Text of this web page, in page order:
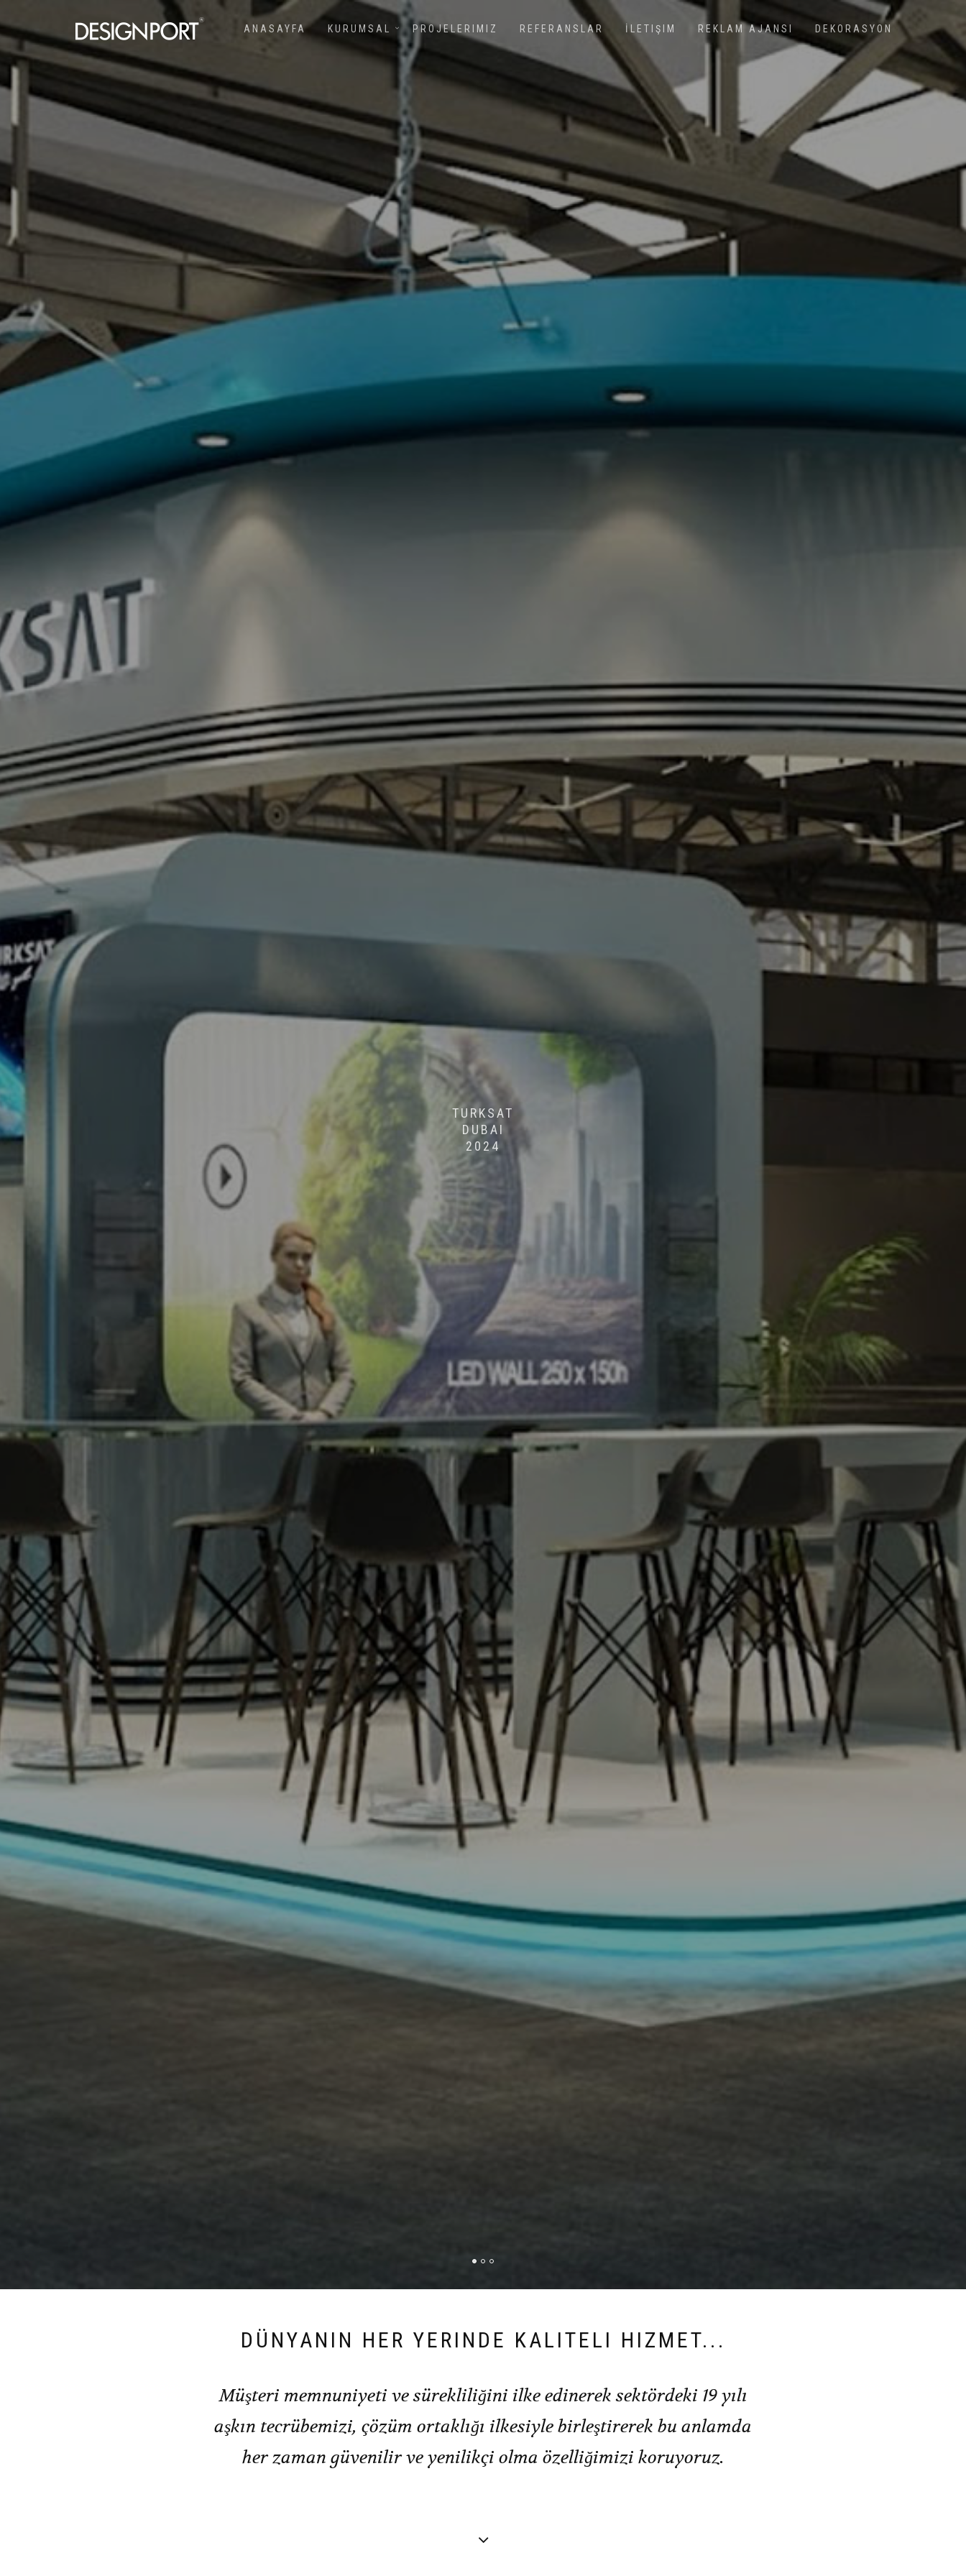
ANASAYFA KURUMSAL PROJELERIMIZ REFERANSLAR İLETIŞIM REKLAM AJANSI DEKORASYON
DÜNYANIN HER YERINDE KALITELI HIZMET...
Müşteri memnuniyeti ve sürekliliğini ilke edinerek sektördeki 19 yılı
aşkın tecrübemizi, çözüm ortaklığı ilkesiyle birleştirerek bu anlamda
her zaman güvenilir ve yenilikçi olma özelliğimizi koruyoruz.